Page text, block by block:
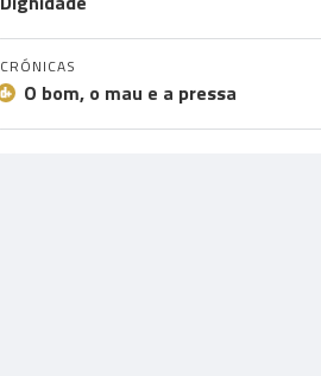
CRÓNICAS
O bom, o mau e a pressa